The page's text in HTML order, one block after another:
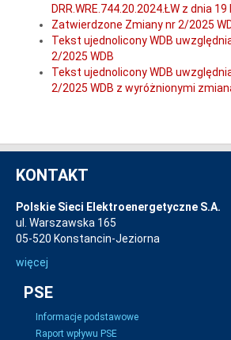
DRR.WRE.744.20.2024.ŁW z dnia
Zatwierdzone Zmiany nr 2/2025
Tekst ujednolicony WDB
2/2025 WDB
Tekst ujednolicony WDB
2/2025 WDB z wyróżnionymi
KONTAKT
Polskie Sieci Elektroenergetyczne S.A.
ul. Warszawska 165
05-520 Konstancin-Jeziorna
więcej
PSE
Informacje podstawowe
Raport wpływu PSE